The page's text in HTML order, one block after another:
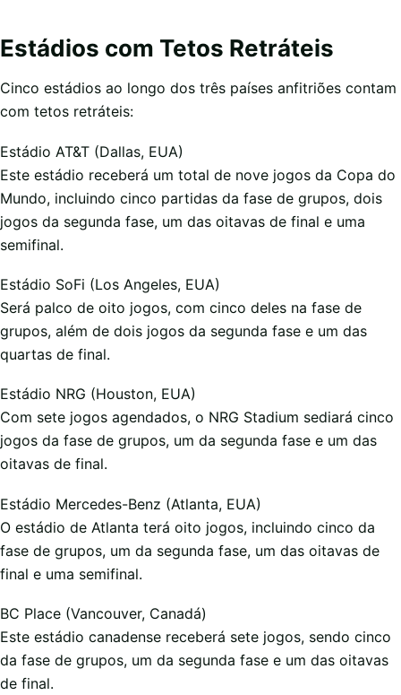
Estádios com Tetos Retráteis
Cinco estádios ao longo dos três países anfitriões contam
com tetos retráteis:
Estádio AT&T (Dallas, EUA)
Este estádio receberá um total de nove jogos da Copa do
Mundo, incluindo cinco partidas da fase de grupos, dois
jogos da segunda fase, um das oitavas de final e uma
semifinal.
Estádio SoFi (Los Angeles, EUA)
Será palco de oito jogos, com cinco deles na fase de
grupos, além de dois jogos da segunda fase e um das
quartas de final.
Estádio NRG (Houston, EUA)
Com sete jogos agendados, o NRG Stadium sediará cinco
jogos da fase de grupos, um da segunda fase e um das
oitavas de final.
Estádio Mercedes-Benz (Atlanta, EUA)
O estádio de Atlanta terá oito jogos, incluindo cinco da
fase de grupos, um da segunda fase, um das oitavas de
final e uma semifinal.
BC Place (Vancouver, Canadá)
Este estádio canadense receberá sete jogos, sendo cinco
da fase de grupos, um da segunda fase e um das oitavas
de final.